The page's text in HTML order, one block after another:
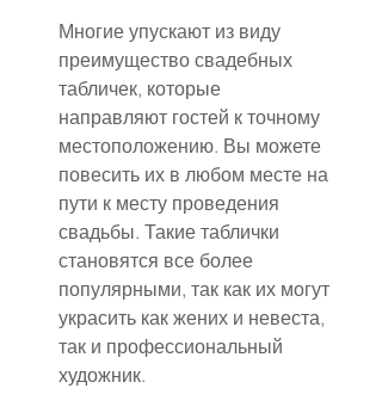
Многие упускают из виду
преимущество свадебных
табличек, которые
направляют гостей к точному
местоположению. Вы можете
повесить их в любом месте на
пути к месту проведения
свадьбы. Такие таблички
становятся все более
популярными, так как их могут
украсить как жених и невеста,
так и профессиональный
художник.